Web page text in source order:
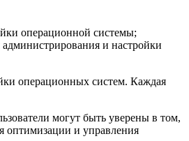
операционной системы;
и настройки
операционных систем. Каждая
могут быть уверены в том,
оптимизации и управления